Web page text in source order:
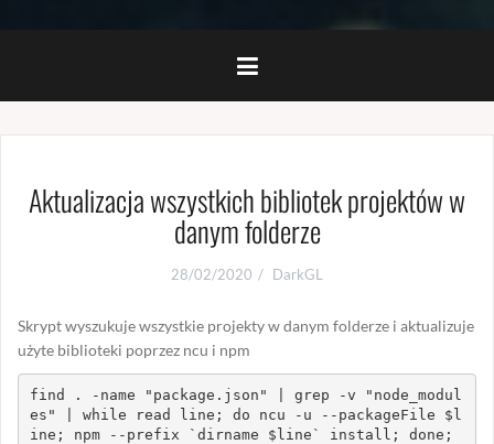
Aktualizacja wszystkich bibliotek projektów w
danym folderze
28/02/2020 DarkGL
Skrypt wyszukuje wszystkie projekty w danym folderze i aktualizuje
użyte biblioteki poprzez ncu i npm
find . -name "package.json" | grep -v "node_modul
es" | while read line; do ncu -u --packageFile $l
ine; npm --prefix `dirname $line` install; done;